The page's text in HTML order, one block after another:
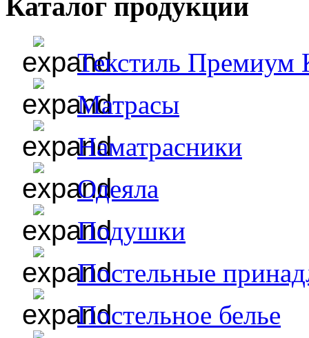
Каталог продукции
Текстиль Премиум
Матрасы
Наматрасники
Одеяла
Подушки
Постельные
Постельное белье